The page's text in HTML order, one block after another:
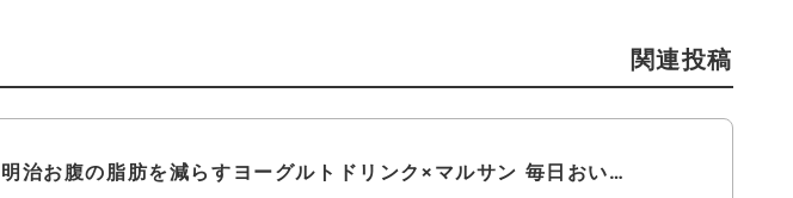
関連投稿
明治お腹の脂肪を減らすヨーグルトドリンク×マルサン 毎日おい…